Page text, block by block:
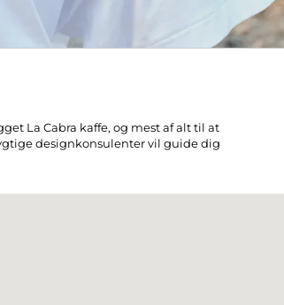
La Cabra kaffe, og mest af alt til at
designkonsulenter vil guide dig